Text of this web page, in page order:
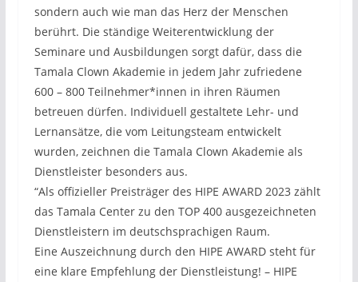
sondern auch wie man das Herz der Menschen
berührt. Die ständige Weiterentwicklung der
Seminare und Ausbildungen sorgt dafür, dass die
Tamala Clown Akademie in jedem Jahr zufriedene
600 – 800 Teilnehmer*innen in ihren Räumen
betreuen dürfen. Individuell gestaltete Lehr- und
Lernansätze, die vom Leitungsteam entwickelt
wurden, zeichnen die Tamala Clown Akademie als
Dienstleister besonders aus.
“Als offizieller Preisträger des HIPE AWARD 2023 zählt
das Tamala Center zu den TOP 400 ausgezeichneten
Dienstleistern im deutschsprachigen Raum.
Eine Auszeichnung durch den HIPE AWARD steht für
eine klare Empfehlung der Dienstleistung! – HIPE